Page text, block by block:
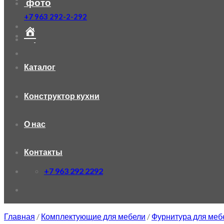
+7 963 292-2-292
Каталог
Конструктор кухни
О нас
Контакты
+7 963 292 2292
Главная / Комплектующие для мебели / Фурнитура для